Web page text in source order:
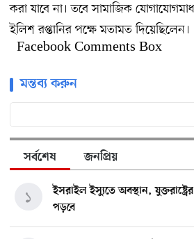
করা যাবে না। তবে সামাজিক
ইলিশ রপ্তানির পক্ষে মতামত দিয়েছিলেন।
Facebook Comments Box
মন্তব্য করুন
সর্বশেষ জনপ্রিয়
ইসরাইল ইস্যুতে অবস্থান,
পড়বে
১